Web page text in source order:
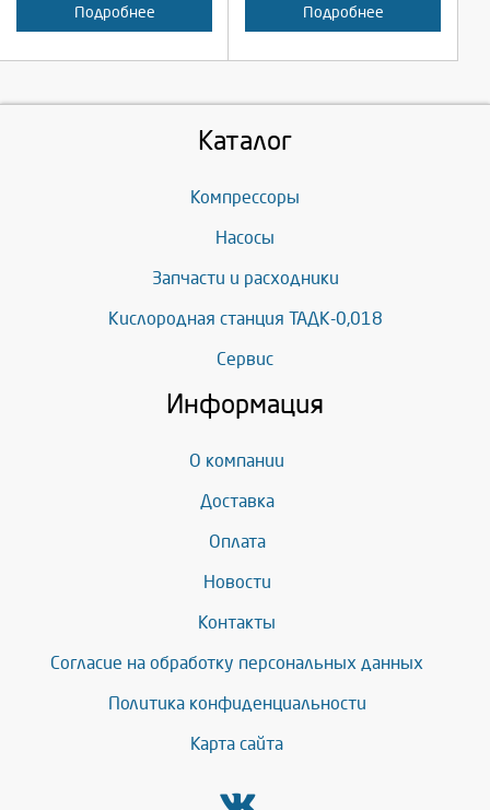
Подробнее Подробнее
Каталог
Компрессоры
Насосы
Запчасти и расходники
Кислородная станция ТАДК-0,018
Сервис
Информация
О компании
Доставка
Оплата
Новости
Контакты
Согласие на обработку персональных данных
Политика конфиденциальности
Карта сайта